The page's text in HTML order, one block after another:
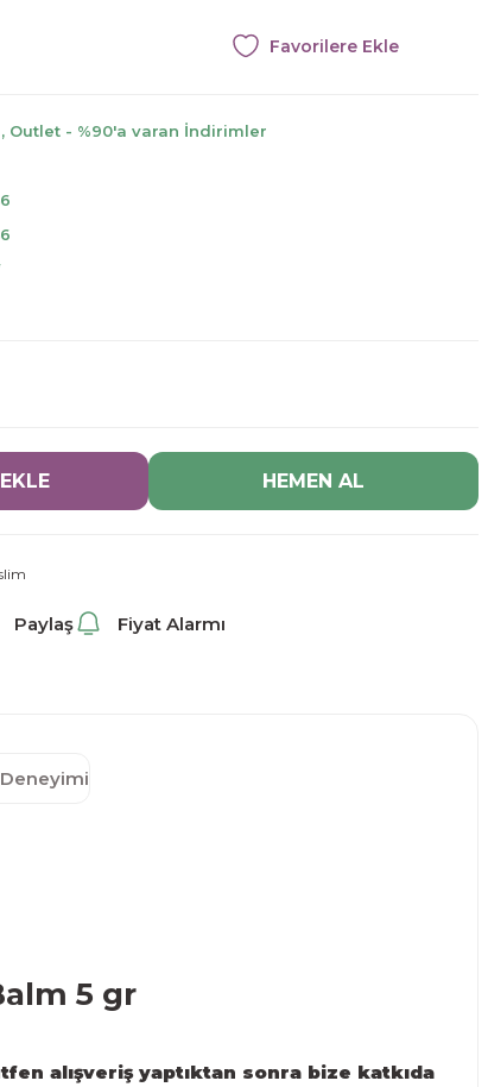
, Outlet - %90'a varan İndirimler
HEMEN AL
Paylaş Fiyat Alarmı
5 gr
alışveriş yaptıktan sonra bize katkıda